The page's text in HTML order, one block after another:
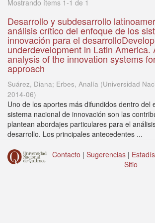
Mostrando ítems 1-1 de 1
Desarrollo y subdesarrollo
análisis crítico del enfoque de los
innovación para el
underdevelopment in Latin America.
analysis of the innovation systems
approach
Suárez, Diana; Erbes, Analía (Universidad
2014-06)
Uno de los aportes más difundidos dentro del
sistema nacional de innovación son las
plantean abordajes particulares para el
desarrollo. Los principales antecedentes ...
Contacto | Sugerencias |
Sitio